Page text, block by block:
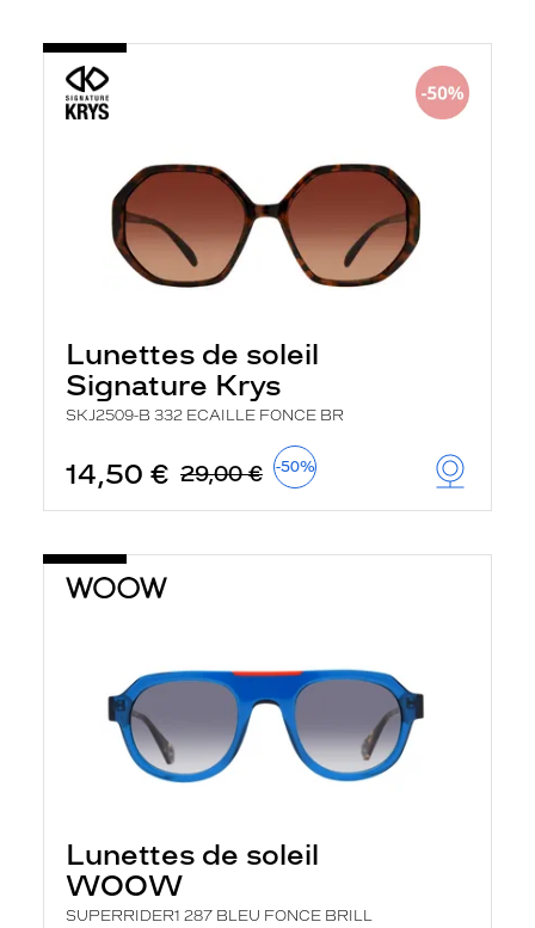
Lunettes de soleil
Signature Krys
SKJ2509-B 332 ECAILLE FONCE BR
14,50 € 29,00 € -50%
Lunettes de soleil
WOOW
SUPERRIDER1 287 BLEU FONCE BRILL